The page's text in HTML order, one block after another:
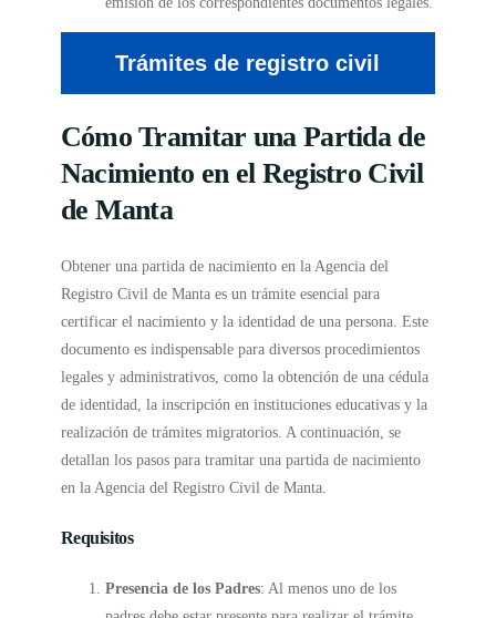
Trámites de registro civil
Cómo Tramitar una Partida de
Nacimiento en el Registro Civil
de Manta
Obtener una partida de nacimiento en la Agencia del
Registro Civil de Manta es un trámite esencial para
certificar el nacimiento y la identidad de una persona. Este
documento es indispensable para diversos procedimientos
legales y administrativos, como la obtención de una cédula
de identidad, la inscripción en instituciones educativas y la
realización de trámites migratorios. A continuación, se
detallan los pasos para tramitar una partida de nacimiento
en la Agencia del Registro Civil de Manta.
Requisitos
Presencia de los Padres: Al menos uno de los